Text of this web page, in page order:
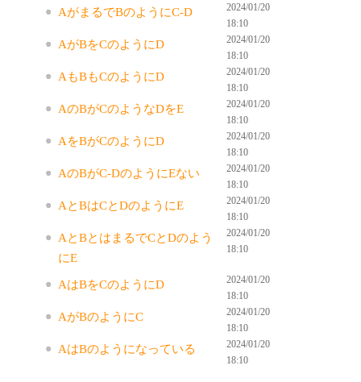
AがまるでBのようにC-D
2024/01/20
18:10
AがBをCのようにD
2024/01/20
18:10
AもBもCのようにD
2024/01/20
18:10
AのBがCのようなDをE
2024/01/20
18:10
AをBがCのようにD
2024/01/20
18:10
AのBがC-DのようにEない
2024/01/20
18:10
AとBはCとDのようにE
2024/01/20
18:10
AとBとはまるでCとDのよう
にE
2024/01/20
18:10
AはBをCのようにD
2024/01/20
18:10
AがBのようにC
2024/01/20
18:10
AはBのようになっている
2024/01/20
18:10